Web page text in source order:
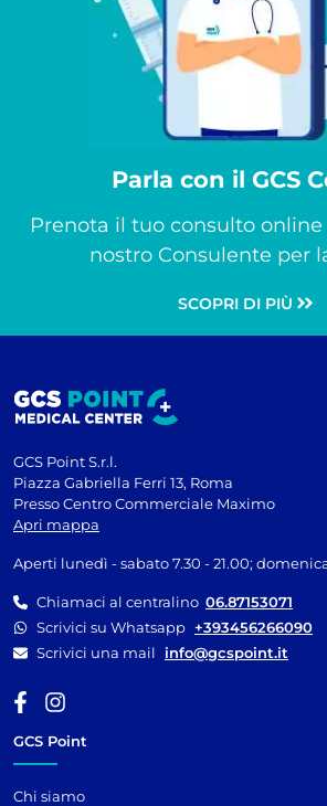
Parla con il GCS
Prenota il tuo consulto
nostro Consulente per
SCOPRI DI PIÙ
GCS Point S.r.l.
Piazza Gabriella Ferri 13, Roma
Presso Centro Commerciale Maximo
Apri mappa
Aperti lunedì - sabato 7.30 - 21.00;
Chiamaci al centralino 06.87153071
Scrivici su Whatsapp +393456266090
Scrivici una mail
info@gcspoint.it
GCS Point
Chi siamo